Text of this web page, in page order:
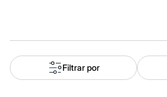
Alfaiataria
Novidades
Roupas
Blusas e Camisetas
Filtrar por